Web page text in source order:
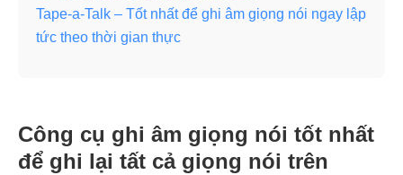
Tape-a-Talk – Tốt nhất để ghi âm giọng nói ngay lập
tức theo thời gian thực
Công cụ ghi âm giọng nói tốt nhất
để ghi lại tất cả giọng nói trên